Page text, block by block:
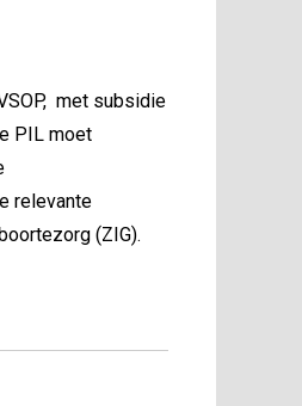
met subsidie
PIL moet
relevante
(ZIG).